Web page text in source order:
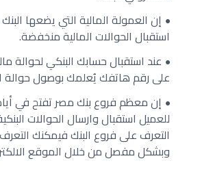
إن العمولة المالية التي يضعها
استقبال الحوالات المالية منخفضة.
عند استقبال حسابك البنكي لحوالة
على رقم هاتفك يُعلمك بوصول حوالة
إن معظم فروع بنك مصر تفتح في
للعميل استقبال وارسال الحوالات
التعرف على فروع البنك فيمكنك
وبشكل مفصل من خلال الموقع